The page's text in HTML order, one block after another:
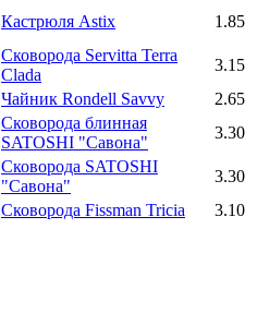
Кастрюля Astix
1.85
Сковорода Servitta Terra
Clada
3.15
Чайник Rondell Savvy
2.65
Сковорода блинная
SATOSHI "Савона"
3.30
Сковорода SATOSHI
"Савона"
3.30
Сковорода Fissman Tricia
3.10